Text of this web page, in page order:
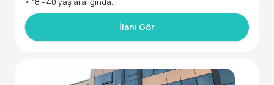
‍ AŞÇI YARDIMCISI ARANIYOR – HARMAN RESTORAN
Görev ve Sorumluluklar
İlanı Gör